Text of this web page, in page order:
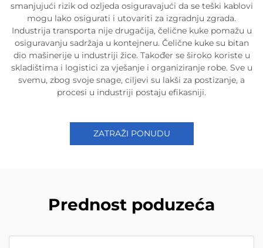
smanjujući rizik od ozljeda osiguravajući da se teški kablovi
mogu lako osigurati i utovariti za izgradnju zgrada.
Industrija transporta nije drugačija, čelične kuke pomažu u
osiguravanju sadržaja u kontejneru. Čelične kuke su bitan
dio mašinerije u industriji žice. Također se široko koriste u
skladištima i logistici za vješanje i organiziranje robe. Sve u
svemu, zbog svoje snage, ciljevi su lakši za postizanje, a
procesi u industriji postaju efikasniji.
ZATRAŽI PONUDU
Prednost poduzeća